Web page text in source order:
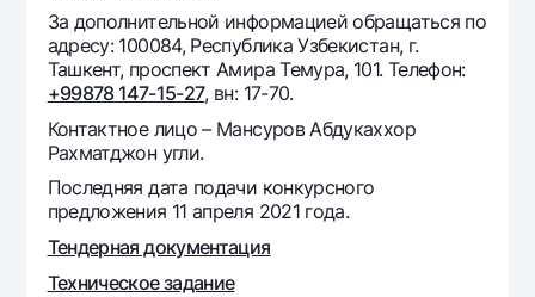
Часто задаваемые вопросы
Ищите по сайту
Найти
Полезные ссылки
Часто задаваемые вопросы
Пресс-центр
За дополнительной информацией обращаться по
адресу: 100084, Республика Узбекистан, г.
Ташкент, проспект Амира Темура, 101. Телефон:
+99878 147-15-27, вн: 17-70.
Контактное лицо – Мансуров Абдукаххор
Рахматджон угли.
Последняя дата подачи конкурсного
предложения 11 апреля 2021 года.
Тендерная документация
Техническое задание